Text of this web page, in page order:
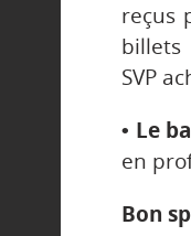
reçus
billets
SVP
• Le
en
Bon